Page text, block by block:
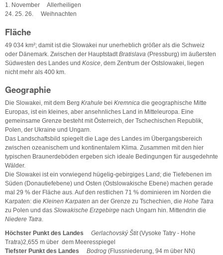
1. November Allerheiligen
24. 25. 26. Weihnachten
Fläche
49 034 km²; damit ist die Slowakei nur unerheblich größer als die Schweiz
oder Dänemark. Zwischen der Hauptstadt Bratislava (Pressburg) im äußersten
Südwesten des Landes und Kosice , dem Zentrum der Ostslowakei, liegen
nicht mehr als 400 km.
Geographie
Die Slowakei, mit dem Berg Krahule bei Kremnica die geographische Mitte
Europas, ist ein kleines, aber ansehnliches Land in Mitteleuropa. Eine
gemeinsame Grenze besteht mit Österreich, der Tschechischen Republik,
Polen, der Ukraine und Ungarn.
Das Landschaftsbild spiegelt die Lage des Landes im Übergangsbereich
zwischen ozeanischem und kontinentalem Klima. Zusammen mit den hier
typischen Braunerdeböden ergeben sich ideale Bedingungen für ausgedehnte
Wälder.
Die Slowakei ist ein vorwiegend hügelig-gebirgiges Land; die Tiefebenen im
Süden (Donautiefebene) und Osten (Ostslowakische Ebene) machen gerade
mal 29 % der Fläche aus. Auf den restlichen 71 % dominieren im Norden die
Karpaten: die Kleinen Karpaten an der Grenze zu Tschechien, die Hohe Tatra
zu Polen und das Slowakische Erzgebirge nach Ungarn hin. Mittendrin die
Niedere Tatra.
Höchster Punkt des Landes
Gerlachovský Štit(Vysoke Tatry - Hohe
Tratra)2,655 m über dem Meeresspiegel
Tiefster Punkt des Landes
Bodrog (Flussniederung, 94 m über NN)